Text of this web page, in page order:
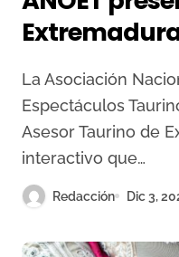
radiografía
actividad
La Asociación Nacional de Organizadores de
Espectáculos
Asesor Taurino de
interactivo que…
Redacción Dic 3,